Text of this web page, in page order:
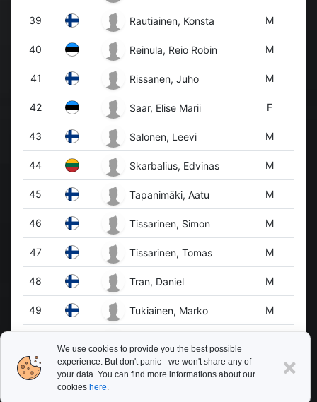
We use cookies to provide you the best possible
experience. But don't panic - we won't share any of
your data. You can find more informations about our
cookies here.
39 Rautiainen, Konsta M
40 Reinula, Reio Robin M
41 Rissanen, Juho M
42 Saar, Elise Marii F
43 Salonen, Leevi M
44 Skarbalius, Edvinas M
45 Tapanimäki, Aatu M
46 Tissarinen, Simon M
47 Tissarinen, Tomas M
48 Tran, Daniel M
49 Tukiainen, Marko M
51 Valtonen, Antonio
F